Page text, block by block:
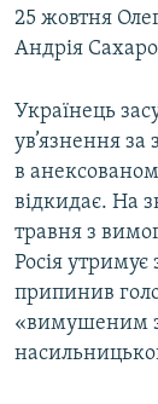
25 жовтня
Андрія
Українець
ув’язнення за
в
відкидає. На
травня з
Росія
припинив
«вимушеним